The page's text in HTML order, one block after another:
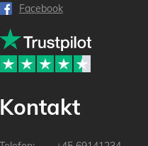
Facebook
Kontakt